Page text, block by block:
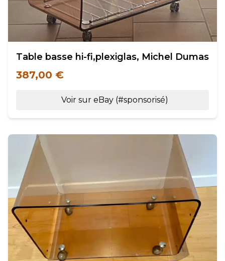
Table basse hi-fi,plexiglas, Michel Dumas
387,00 €
Voir sur eBay (#sponsorisé)